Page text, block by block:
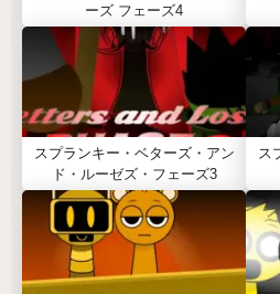
ーズ フェーズ4
スプランキー・ベターズ・アン
ド・ルーゼズ・フェーズ3
ス